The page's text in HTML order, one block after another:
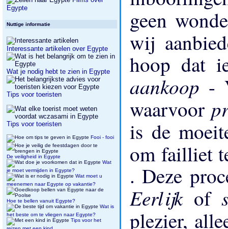
Egypte
Nuttige informatie
Interessante artikelen over Egypte
Wat je nodig hebt te zien in Egypte
Tips voor toeristen
Tips voor toeristen
Fooi - fooi
De veiligheid in Egypte
Wat
je moet vermijden in Egypte?
Wat moet u
meenemen naar Egypte op vakantie?
Hoe te bellen vanuit Egypte?
Wat is
het beste om te vliegen naar Egypte?
Tips voor het
geen
wij
hoop dat
aankoop -
waarvoor
is de
om failliet
. Deze
Eerlijk of
plezier,